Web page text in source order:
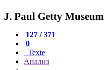
J. Paul Getty Museum
127 / 371
0
Texte
Анализ